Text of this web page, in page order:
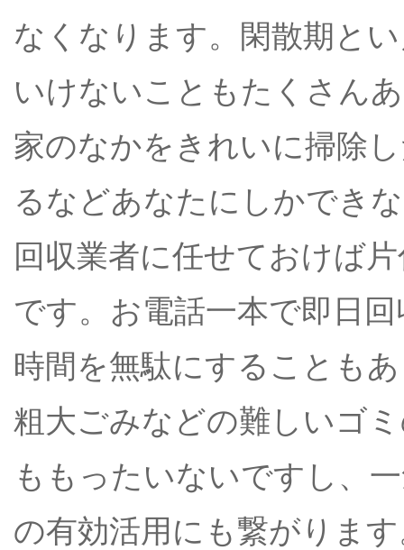
なくなります。閑散期と
いけないこともたくさん
家のなかをきれいに掃除
るなどあなたにしかでき
回収業者に任せておけば
です。お電話一本で即日
時間を無駄にすることも
粗大ごみなどの難しいゴ
ももったいないですし、
の有効活用にも繋がりま